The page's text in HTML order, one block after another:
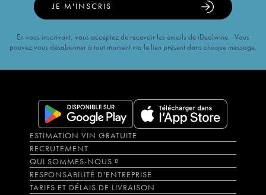
JE M'INSCRIS
En vous inscrivant, vous acceptez de recevoir les emails de iDealwine. Vous
pouvez vous désabonner à tout moment via le lien présent dans chaque message.
ESTIMATION VIN GRATUITE
RECRUTEMENT
QUI SOMMES-NOUS ?
RESPONSABILITÉ D'ENTREPRISE
TARIFS ET DÉLAIS DE LIVRAISON